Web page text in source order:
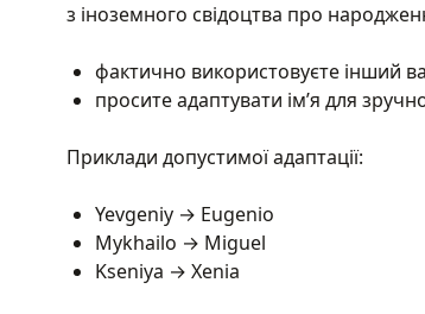
з іноземного свідоцтва про
фактично використовуєте інший
просите адаптувати ім’я для
Приклади допустимої адаптації:
Yevgeniy → Eugenio
Mykhailo → Miguel
Kseniya → Xenia